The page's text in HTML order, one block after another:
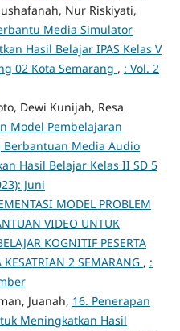
Nur Riskiyati,
Media Simulator
Hasil Belajar IPAS Kelas V
02 Kota Semarang , : Vol. 2
Dewi Kunijah, Resa
Model Pembelajaran
Berbantuan Media Audio
Hasil Belajar Kelas II SD 5
Juni
MODEL PROBLEM
VIDEO UNTUK
KOGNITIF PESERTA
2 SEMARANG , :
Juanah, 16. Penerapan
Meningkatkan Hasil